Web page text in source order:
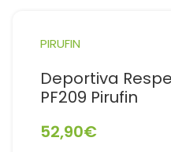
PIRUFIN
Deportiva
PF209 Pirufin
52,90€